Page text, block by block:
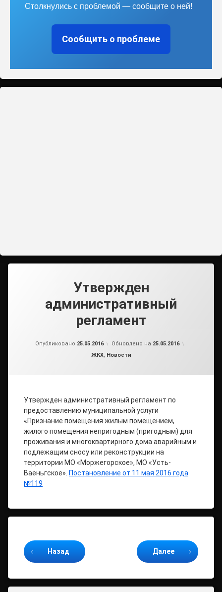
Столкнулись с проблемой — сообщите о ней!
Сообщить о проблеме
Утвержден
административный
регламент
Опубликовано 25.05.2016 Обновлено на 25.05.2016
Рубрики:
ЖКХ, Новости
Утвержден административный регламент по
предоставлению муниципальной услуги
«Признание помещения жилым помещением,
жилого помещения непригодным (пригодным) для
проживания и многоквартирного дома аварийным и
подлежащим сносу или реконструкции на
территории МО «Моржегорское», МО «Усть-
Ваеньгское». Постановление от 11 мая 2016 года
№119
Назад Далее